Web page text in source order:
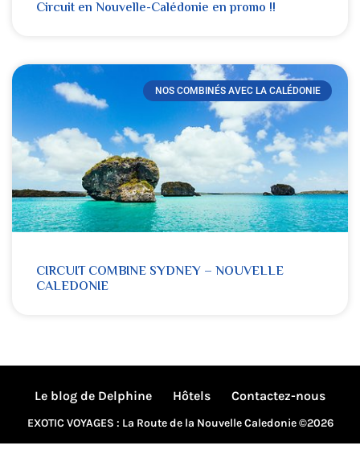
Circuit en Nouvelle-Calédonie en promo !!
NOS COMBINÉS AVEC LA CALÉDONIE
CIRCUIT COMBINE SYDNEY – NOUVELLE
CALEDONIE
Le blog de Delphine Hôtels Contactez-nous
EXOTIC VOYAGES : La Route de la Nouvelle Caledonie ©2026